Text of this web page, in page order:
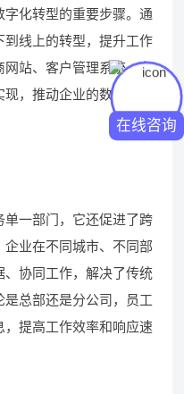
化转型的重要步骤。通
线上的转型，提升工作
站、客户管理系统、在
，推动企业的数字化和
一部门，它还促进了跨
业在不同城市、不同部
协同工作，解决了传统
总部还是分公司，员工
提高工作效率和响应速
在线咨询